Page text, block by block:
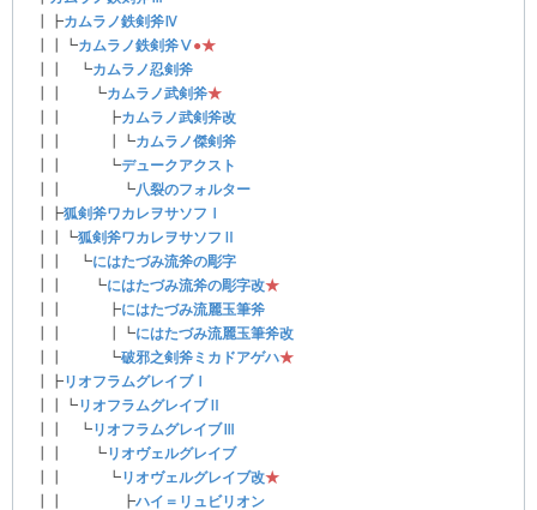
┃┣カムラノ鉄剣斧Ⅳ
┃┃┗カムラノ鉄剣斧Ⅴ●★
┃┃ ┗カムラノ忍剣斧
┃┃ ┗カムラノ武剣斧★
┃┃ ┣カムラノ武剣斧改
┃┃ ┃┗カムラノ傑剣斧
┃┃ ┗デュークアクスト
┃┃ ┗八裂のフォルター
┃┣狐剣斧ワカレヲサソフⅠ
┃┃┗狐剣斧ワカレヲサソフⅡ
┃┃ ┗にはたづみ流斧の彫字
┃┃ ┗にはたづみ流斧の彫字改★
┃┃ ┣にはたづみ流麗玉筆斧
┃┃ ┃┗にはたづみ流麗玉筆斧改
┃┃ ┗破邪之剣斧ミカドアゲハ★
┃┣リオフラムグレイブⅠ
┃┃┗リオフラムグレイブⅡ
┃┃ ┗リオフラムグレイブⅢ
┃┃ ┗リオヴェルグレイブ
┃┃ ┗リオヴェルグレイブ改★
┃┃ ┣ハイ＝リュビリオン